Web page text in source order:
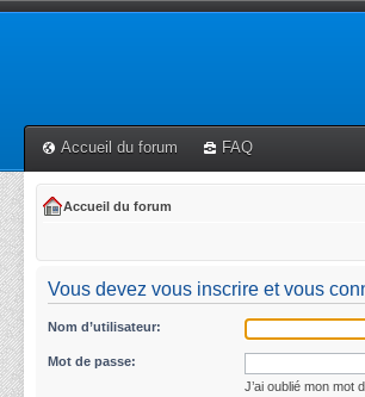
Accueil du forum FAQ
Accueil du forum
Vous devez vous inscrire et vous
Nom d’utilisateur:
Mot de passe:
J’ai oublié mon mot